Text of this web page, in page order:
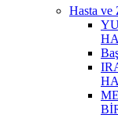
Hasta ve